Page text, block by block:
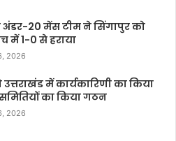
अंडर-20 मेंस टीम ने सिंगापुर को
में 1-0 से हराया
2026
में कार्यकारिणी का किया
का किया गठन
2026